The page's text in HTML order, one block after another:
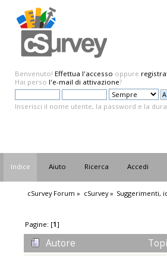
Benvenuto! Effettua l'accesso oppure
Hai perso l'e-mail di attivazione?
Inserisci il nome utente, la password e la
Indice Aiuto Ricerca Accedi
cSurvey Forum » cSurvey» Suggerimenti,
Pagine: [1]
Autore